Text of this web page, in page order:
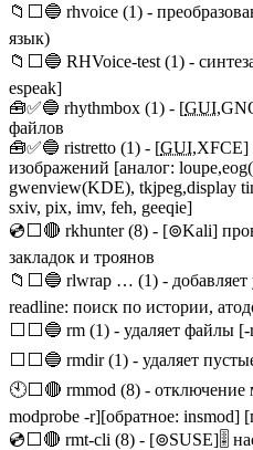
📁⬜🔵 rhvoice (1) -
язык)
📁⬜🔵 RHVoice-test (1) -
espeak]
🧰✅🔵 rhythmbox (1) - [GUI
файлов
🧰✅🔵 ristretto (1) - [GUI,XFCE]
изображений [аналог:
gwenview(KDE), tkjpeg,display
sxiv, pix, imv, feh, geeqie]
💿⬜🔴 rkhunter (8) - [⊚Kali]
закладок и троянов
📁⬜🔵 rlwrap … (1) -
readline: поиск по истории,
⬜⬜🔵 rm (1) - удаляет файлы
⬜⬜🔵 rmdir (1) - удаляет
🕙⬜🔴 rmmod (8) - отключение
modprobe -r][обратное: insmod]
💿⬜🔴 rmt-cli (8) - [⊚SUSE]🎚️